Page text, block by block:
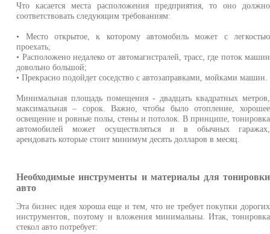
Что касается места расположения предприятия, то оно должно
соответствовать следующим требованиям:
• Место открытое, к которому автомобиль может с легкостью
проехать;
• Расположено недалеко от автомагистралей, трасс, где поток машин
довольно большой;
• Прекрасно подойдет соседство с автозаправками, мойками машин.
Минимальная площадь помещения - двадцать квадратных метров,
максимальная – сорок. Важно, чтобы было отопление, хорошее
освещение и ровные полы, стены и потолок. В принципе, тонировка
автомобилей может осуществляться и в обычных гаражах,
арендовать которые стоит минимум десять долларов в месяц.
Необходимые инструменты и материалы для тонировки
авто
Эта бизнес идея хороша еще и тем, что не требует покупки дорогих
инструментов, поэтому и вложения минимальны. Итак, тонировка
стекол авто потребует: